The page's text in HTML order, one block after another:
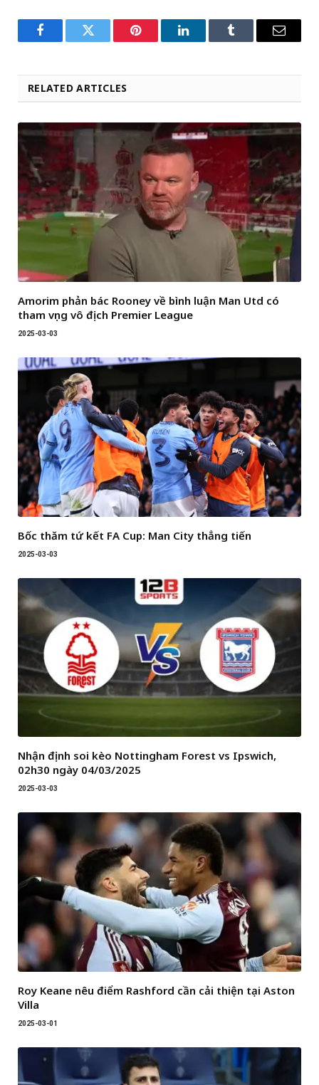
FacebookTwitter Pinterest LinkedInTumblr Email
RELATED ARTICLES
Amorim phản bác Rooney về bình luận Man Utd có
tham vọng vô địch Premier League
2025-03-03
Bốc thăm tứ kết FA Cup: Man City thẳng tiến
2025-03-03
Nhận định soi kèo Nottingham Forest vs Ipswich,
02h30 ngày 04/03/2025
2025-03-03
Roy Keane nêu điểm Rashford cần cải thiện tại Aston
Villa
2025-03-01